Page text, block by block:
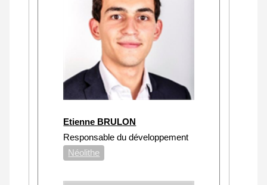
Etienne BRULON
Responsable du développement
Néolithe